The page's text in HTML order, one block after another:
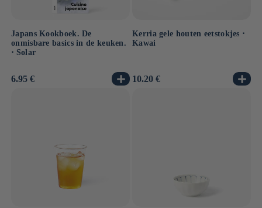
Japans Kookboek. De
onmisbare basics in de keuken.
⋅ Solar
Normale
6.95 €
Kerria gele houten eetstokjes ⋅
Kawai
Normale
10.20 €